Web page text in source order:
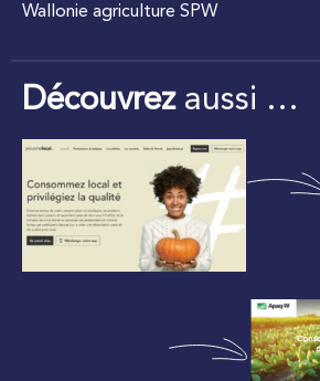
Wallonie agriculture SPW
Découvrezaussi …